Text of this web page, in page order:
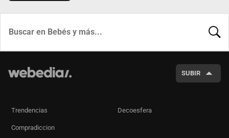
SUBIR
Trendencias Decoesfera
Compradiccion